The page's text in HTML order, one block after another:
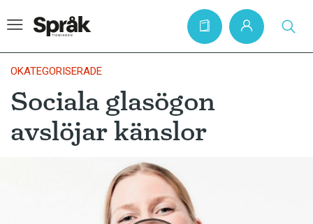
Hem
Artiklar
OKATEGORISERADE
Sociala glasögon
avslöjar känslor